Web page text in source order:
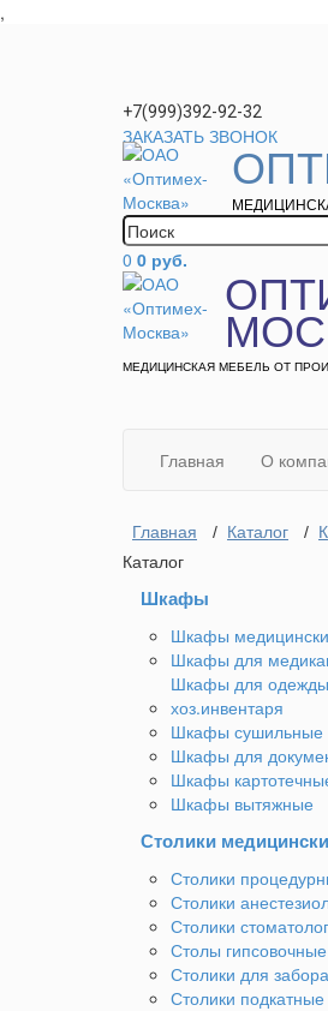
,
+7(999)392-92-32
ЗАКАЗАТЬ ЗВОНОК
0 0 руб.
МЕДИЦИНСКАЯ МЕБЕЛЬ ОТ
Главная О
Главная / Каталог /
Каталог
Шкафы
Шкафы
Шкафы для
Шкафы для
хоз.инвентаря
Шкафы сушильные
Шкафы для
Шкафы
Шкафы вытяжные
Столики
Столики
Столики
Столики
Столы гипсовочные
Столики для
Столики